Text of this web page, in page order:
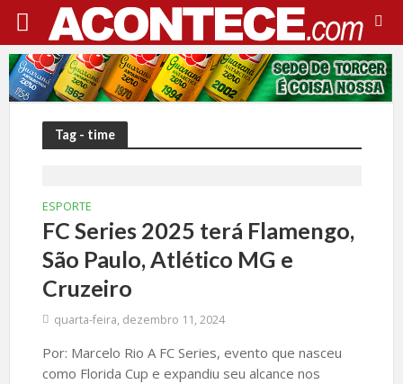
Tag - time
ESPORTE
FC Series 2025 terá Flamengo,
São Paulo, Atlético MG e
Cruzeiro
quarta-feira, dezembro 11, 2024
Por: Marcelo Rio A FC Series, evento que nasceu
como Florida Cup e expandiu seu alcance nos